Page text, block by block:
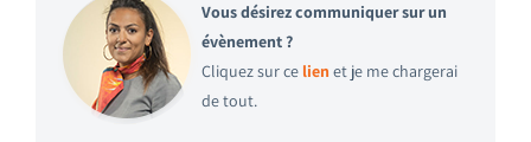
Vous désirez communiquer sur un
évènement ?
Cliquez sur ce lien et je me chargerai
de tout.